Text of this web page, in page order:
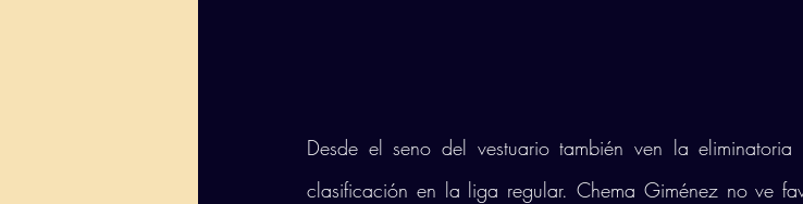
Desde el seno del vestuario también ven la
clasificación en la liga regular. Chema Giménez no ve